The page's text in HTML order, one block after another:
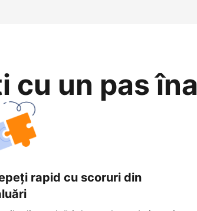
cu un pas
rapid cu scoruri din